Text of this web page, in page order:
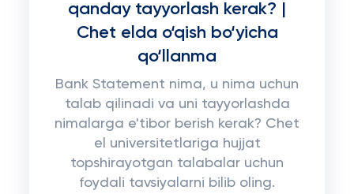
qanday tayyorlash kerak? |
Chet elda o‘qish bo‘yicha
qo‘llanma
Bank Statement nima, u nima uchun
talab qilinadi va uni tayyorlashda
nimalarga e'tibor berish kerak? Chet
el universitetlariga hujjat
topshirayotgan talabalar uchun
foydali tavsiyalarni bilib oling.